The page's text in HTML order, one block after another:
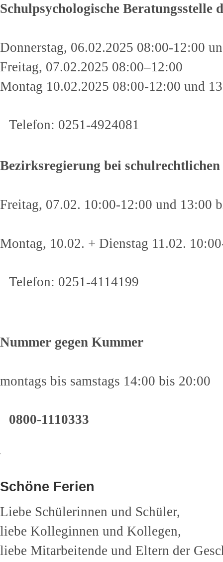
Schulpsychologische Beratungsstelle
Donnerstag, 06.02.2025 08:00-12:00
Freitag, 07.02.2025 08:00–12:00
Montag 10.02.2025 08:00-12:00 und
Telefon: 0251-4924081
Bezirksregierung bei
Freitag, 07.02. 10:00-12:00 und 13:00
Montag, 10.02. + Dienstag 11.02.
Telefon: 0251-4114199
Nummer gegen Kummer
montags bis samstags 14:00 bis 20:00
0800-1110333
Schöne Ferien
Liebe Schülerinnen und Schüler,
liebe Kolleginnen und Kollegen,
liebe Mitarbeitende und Eltern der